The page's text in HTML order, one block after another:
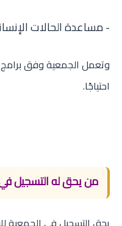
- مساعدة الحالات
وتعمل الجمعية وفق
احتياجًا.
من يحق له التسجيل